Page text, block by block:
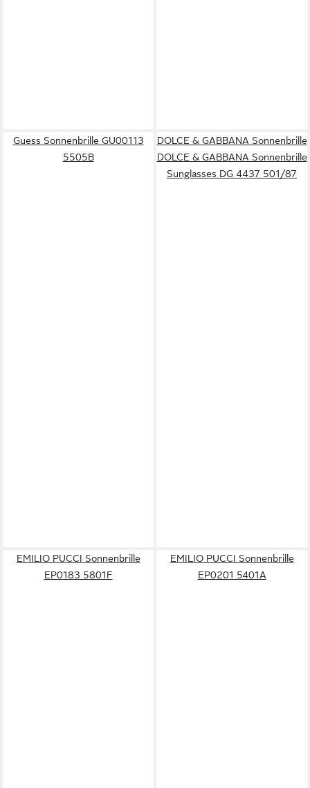
Guess Sonnenbrille GU00113
5505B
DOLCE & GABBANA Sonnenbrille
DOLCE & GABBANA Sonnenbrille
Sunglasses DG 4437 501/87
EMILIO PUCCI Sonnenbrille
EP0183 5801F
EMILIO PUCCI Sonnenbrille
EP0201 5401A